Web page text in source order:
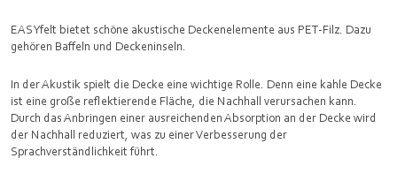
EASYfelt bietet schöne akustische Deckenelemente aus PET-Filz. Dazu
gehören Baffeln und Deckeninseln.
In der Akustik spielt die Decke eine wichtige Rolle. Denn eine kahle Decke
ist eine große reflektierende Fläche, die Nachhall verursachen kann.
Durch das Anbringen einer ausreichenden Absorption an der Decke wird
der Nachhall reduziert, was zu einer Verbesserung der
Sprachverständlichkeit führt.